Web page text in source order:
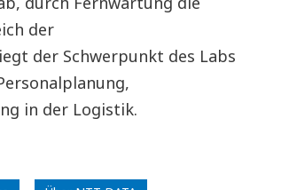
der
der Schwerpunkt des Labs
in der Logistik.